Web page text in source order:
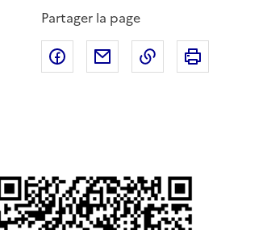
Partager la page
Partager sur Facebook
Partager par email
Copier dans le